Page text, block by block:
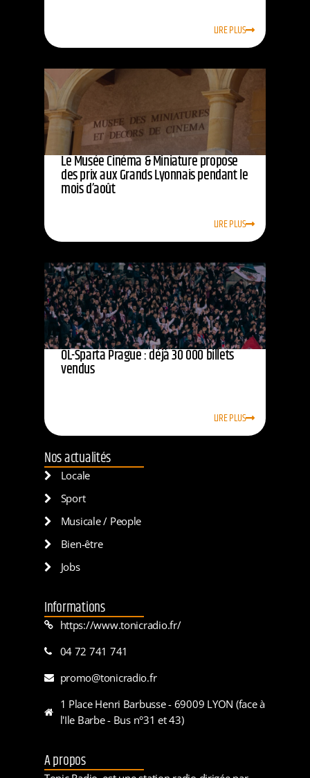
LIRE PLUS
Le Musée Cinéma & Miniature propose
des prix aux Grands Lyonnais pendant le
mois d’août
LIRE PLUS
OL-Sparta Prague : déjà 30 000 billets
vendus
LIRE PLUS
Nos actualités
Locale
Sport
Musicale / People
Bien-être
Jobs
Informations
https://www.tonicradio.fr/
04 72 741 741
promo@tonicradio.fr
1 Place Henri Barbusse - 69009 LYON (face à
l'Ile Barbe - Bus n°31 et 43)
A propos